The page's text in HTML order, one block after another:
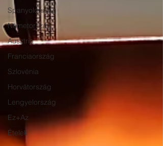
Spanyolország
Németország
Ausztria
Franciaország
Szlovénia
Horvátország
Lengyelország
Ez+Az
Ételek